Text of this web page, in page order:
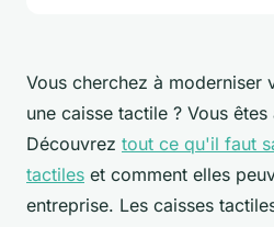
Vous cherchez à moderniser
une caisse tactile ? Vous
Découvrez tout ce qu'il faut
tactiles et comment elles
entreprise. Les caisses